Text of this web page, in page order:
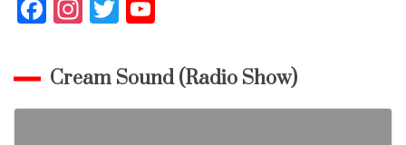
F
c
e
In
a
gr
T
itt
er
u
T
Cream Sound (Radio Show)